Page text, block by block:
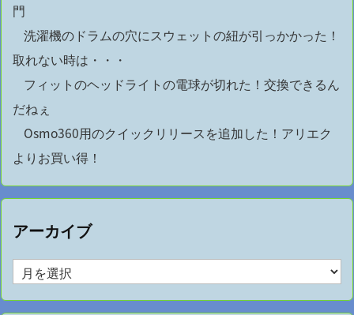
門
洗濯機のドラムの穴にスウェットの紐が引っかかった！
取れない時は・・・
フィットのヘッドライトの電球が切れた！交換できるん
だねぇ
Osmo360用のクイックリリースを追加した！アリエク
よりお買い得！
アーカイブ
ー
カ